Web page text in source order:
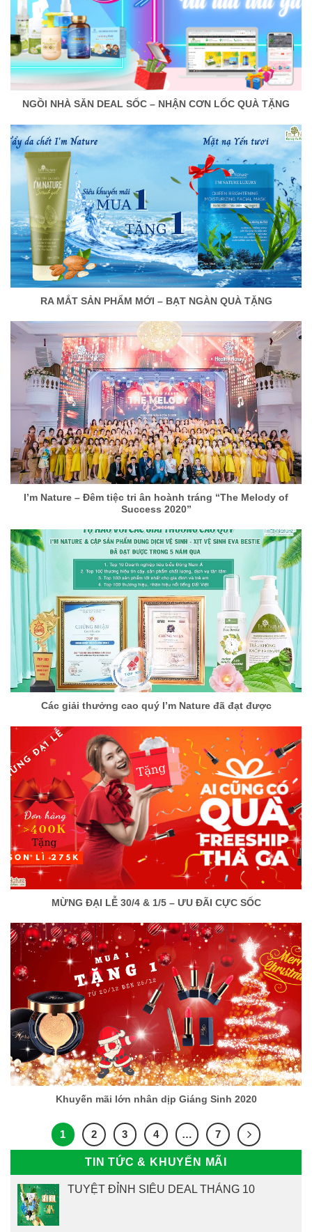
NGỒI NHÀ SĂN DEAL SỐC – NHẬN CƠN LỐC QUÀ TẶNG
RA MẮT SẢN PHẨM MỚI – BẠT NGÀN QUÀ TẶNG
I’m Nature – Đêm tiệc tri ân hoành tráng “The Melody of
Success 2020”
Các giải thưởng cao quý I’m Nature đã đạt được
MỪNG ĐẠI LỄ 30/4 & 1/5 – ƯU ĐÃI CỰC SỐC
Khuyến mãi lớn nhân dịp Giáng Sinh 2020
1 2 3 4 … 7
TIN TỨC & KHUYẾN MÃI
TUYỆT ĐỈNH SIÊU DEAL THÁNG 10